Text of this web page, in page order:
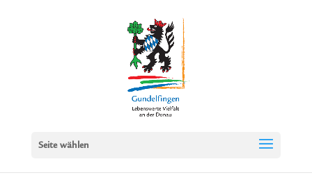
Seite wählen